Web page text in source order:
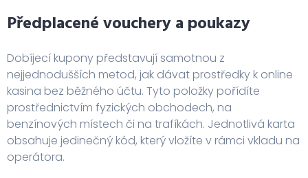
Předplacené vouchery a poukazy
Dobíjecí kupony představují samotnou z
nejjednodušších metod, jak dávat prostředky k online
kasina bez běžného účtu. Tyto položky pořídíte
prostřednictvím fyzických obchodech, na
benzínových místech či na trafíkách. Jednotlivá karta
obsahuje jedinečný kód, který vložíte v rámci vkladu na
operátora.